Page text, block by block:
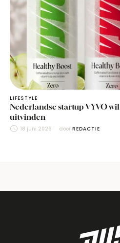
LIFESTYLE
Nederlandse startup VYVO
uitvinden
18 juni 2026 door REDACTIE